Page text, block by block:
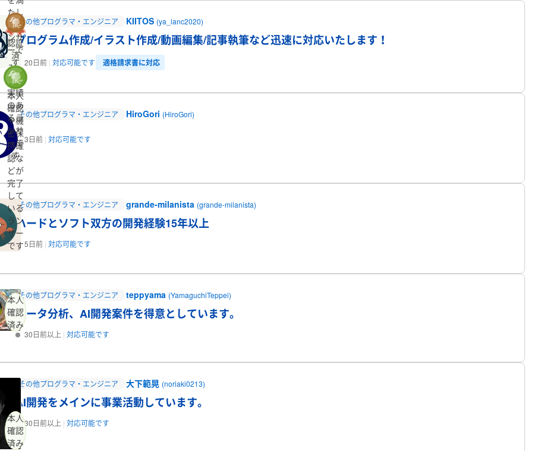
県 福井県 山梨県
三重県
県 広島県 山口県
県
たし
たラ
ンサ
ーで
す
その他プログラマ・エンジニア KIITOS (ya_lanc2020)
プログラム作成/イラスト作成/動画編集/記事執筆など迅速に対応いたします！
20日前 対応可能です 適格請求書に対応
認証
済
み、
受注
実績
のあ
るラ
ンサ
ーで
す
その他プログラマ・エンジニア HiroGori (HiroGori)
3日前 対応可能です
本人
確認
や機
密保
持確
認な
どが
完了
して
いる
ラン
サー
です
その他プログラマ・エンジニア grande-milanista (grande-milanista)
ハードとソフト双方の開発経験15年以上
5日前 対応可能です
本人
確認
済み
その他プログラマ・エンジニア teppyama (YamaguchiTeppei)
データ分析、AI開発案件を得意としています。
30日前以上 対応可能です
本人
確認
済み
その他プログラマ・エンジニア 大下範晃 (noriaki0213)
AI開発をメインに事業活動しています。
30日前以上 対応可能です